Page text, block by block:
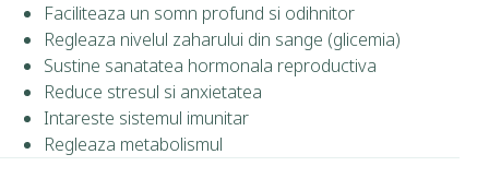
Faciliteaza un somn profund si odihnitor
Regleaza nivelul zaharului din sange (glicemia)
Sustine sanatatea hormonala reproductiva
Reduce stresul si anxietatea
Intareste sistemul imunitar
Regleaza metabolismul